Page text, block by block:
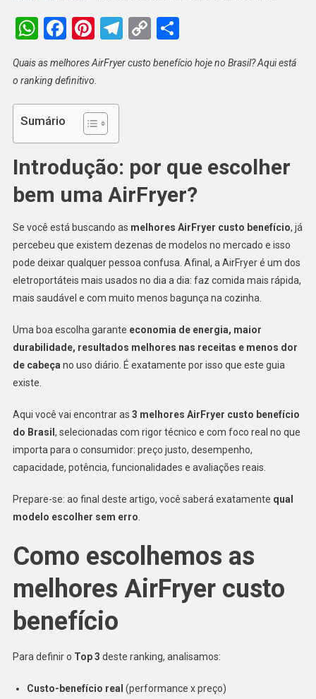
AirFryer
Custo
Benefício
WhatsApp
Facebook
Pinterest
Telegram
CopyShare
Quais as melhores AirFryer custo benefício hoje no Brasil? Aqui está
o ranking definitivo.
Sumário
Introdução: por que escolher
bem uma AirFryer?
Se você está buscando as melhores AirFryer custo benefício, já
percebeu que existem dezenas de modelos no mercado e isso
pode deixar qualquer pessoa confusa. Afinal, a AirFryer é um dos
eletroportáteis mais usados no dia a dia: faz comida mais rápida,
mais saudável e com muito menos bagunça na cozinha.
Uma boa escolha garante economia de energia, maior
durabilidade, resultados melhores nas receitas e menos dor
de cabeça no uso diário. É exatamente por isso que este guia
existe.
Aqui você vai encontrar as 3 melhores AirFryer custo benefício
do Brasil , selecionadas com rigor técnico e com foco real no que
importa para o consumidor: preço justo, desempenho,
capacidade, potência, funcionalidades e avaliações reais.
Prepare-se: ao final deste artigo, você saberá exatamente qual
modelo escolher sem erro
Como escolhemos as
melhores AirFryer custo
benefício
Para definir o Top 3 deste ranking, analisamos:
Custo-benefício real (performance x preço)